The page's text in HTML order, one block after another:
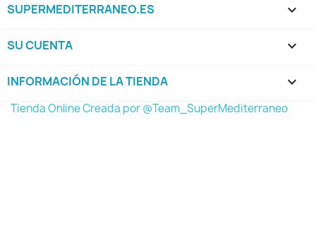
SUPERMEDITERRANEO.ES 
SU CUENTA 
INFORMACIÓN DE LA TIENDA keyboard_arrow_down
Tienda Online Creada por @Team_SuperMediterraneo